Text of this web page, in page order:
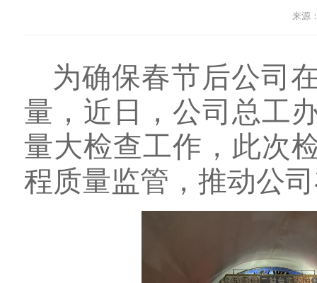
来源
为确保春节后公司
量，近日，公司总工
量大检查工作，此次
程质量监管，推动公